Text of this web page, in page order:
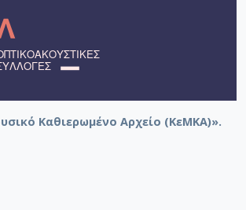
Καθιερωμένο Αρχείο (ΚεΜΚΑ)».